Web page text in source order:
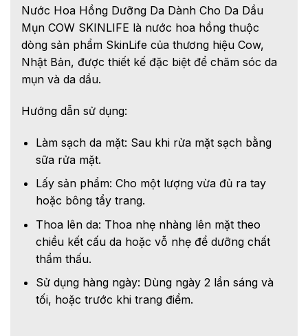
Nước Hoa Hồng Dưỡng Da Dành Cho Da Dầu
Mụn COW SKINLIFE là nước hoa hồng thuộc
dòng sản phẩm SkinLife của thương hiệu Cow,
Nhật Bản, được thiết kế đặc biệt để chăm sóc da
mụn và da dầu.
Hướng dẫn sử dụng:
Làm sạch da mặt: Sau khi rửa mặt sạch bằng
sữa rửa mặt.​
Lấy sản phẩm: Cho một lượng vừa đủ ra tay
hoặc bông tẩy trang.​
Thoa lên da: Thoa nhẹ nhàng lên mặt theo
chiều kết cấu da hoặc vỗ nhẹ để dưỡng chất
thẩm thấu.​
Sử dụng hàng ngày: Dùng ngày 2 lần sáng và
tối, hoặc trước khi trang điểm.​